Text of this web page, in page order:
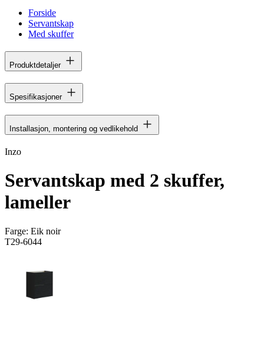
Forside
Servantskap
Med skuffer
Produktdetaljer
Spesifikasjoner
Installasjon, montering og vedlikehold
Inzo
Servantskap med 2 skuffer,
lameller
Farge: Eik noir
T29-6044